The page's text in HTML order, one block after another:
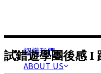
認識我們
ABOUT US
試錯遊學團後感 I